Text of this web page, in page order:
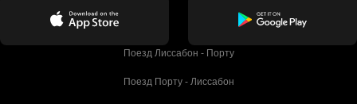
Поезд Лиссабон - Порту
Поезд Порту - Лиссабон